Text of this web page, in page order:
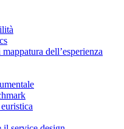
dell’esperienza